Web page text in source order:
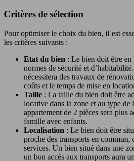
Critères de sélection
Pour optimiser le choix du bien, il est
les critères suivants :
Etat du bien : Le bien doit être en
normes de sécurité et
nécessitera des travaux de
coûts et le temps de mise en
Taille : La taille du bien doit être
locative dans la zone et au type de
appartement de 2 pièces sera plus
famille avec enfants.
Localisation : Le bien doit être
proche des transports en commun,
services. Un bien situé dans une
un bon accès aux transports aura